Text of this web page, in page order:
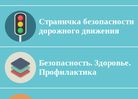
Страничка безопасности
дорожного движения
Безопасность. Здоровье.
Профилактика